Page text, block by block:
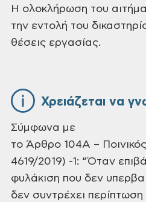
Η ολοκλήρωση του
την εντολή του
θέσεις εργασίας.
Χρειάζεται να
Σύμφωνα με
το Άρθρο 104Α –
4619/2019) -1: “Όταν
φυλάκιση που δεν
δεν συντρέχει περίπτωση